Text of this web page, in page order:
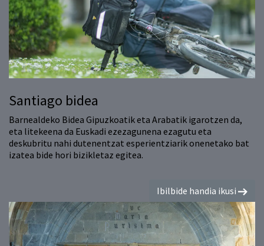
Santiago bidea
Barnealdeko Bidea Gipuzkoatik eta Arabatik igarotzen da,
eta litekeena da Euskadi ezezagunena ezagutu eta
deskubritu nahi dutenentzat esperientziarik onenetako bat
izatea bide hori bizikletaz egitea.
Ibilbide handia ikusi